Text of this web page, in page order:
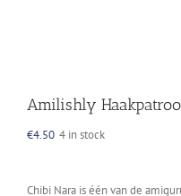
Amilishly
€4.50 4 in stock
Chibi Nara is één van de